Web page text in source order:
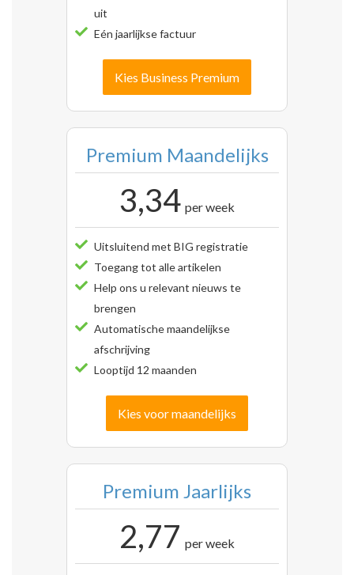
uit
Eén jaarlijkse factuur
Kies Business Premium
Premium Maandelijks
3,34 per week
Uitsluitend met BIG registratie
Toegang tot alle artikelen
Help ons u relevant nieuws te
brengen
Automatische maandelijkse
afschrijving
Looptijd 12 maanden
Kies voor maandelijks
Premium Jaarlijks
2,77 per week